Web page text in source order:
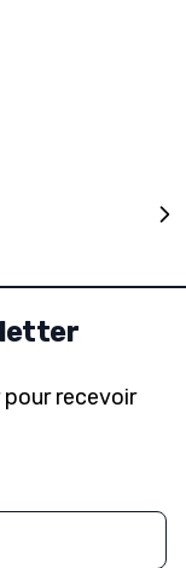
recevoir